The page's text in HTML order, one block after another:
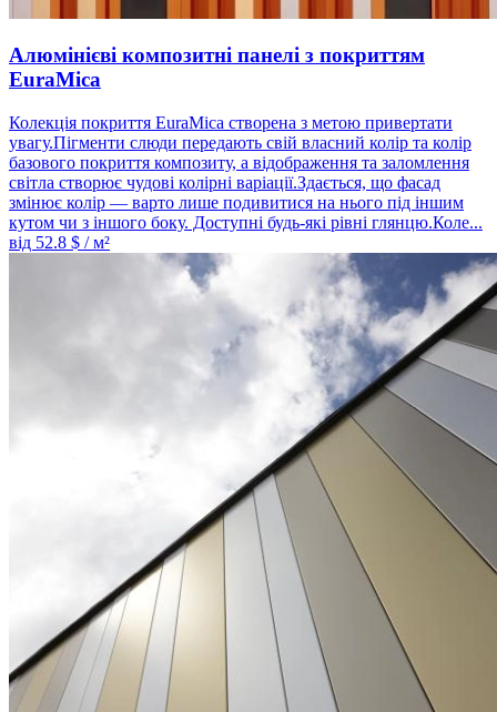
Алюмінієві композитні панелі з покриттям
EuraMica
Колекція покриття EuraMica створена з метою привертати
увагу.Пігменти слюди передають свій власний колір та колір
базового покриття композиту, а відображення та заломлення
світла створює чудові колірні варіації.Здається, що фасад
змінює колір — варто лише подивитися на нього під іншим
кутом чи з іншого боку. Доступні будь-які рівні глянцю.Коле...
від 52.8 $ / м²